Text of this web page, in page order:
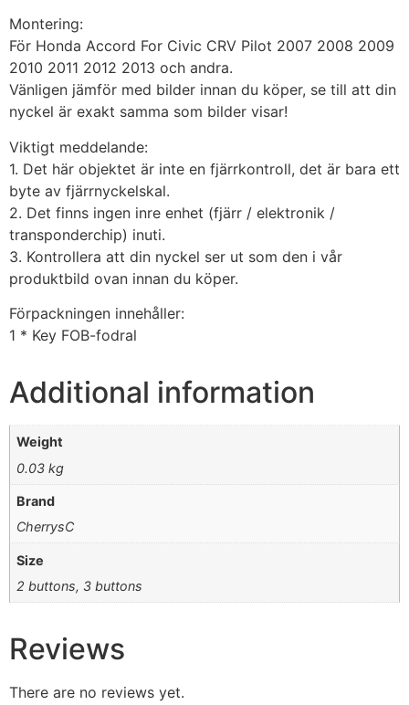
Montering:
För Honda Accord For Civic CRV Pilot 2007 2008 2009
2010 2011 2012 2013 och andra.
Vänligen jämför med bilder innan du köper, se till att din
nyckel är exakt samma som bilder visar!
Viktigt meddelande:
1. Det här objektet är inte en fjärrkontroll, det är bara ett
byte av fjärrnyckelskal.
2. Det finns ingen inre enhet (fjärr / elektronik /
transponderchip) inuti.
3. Kontrollera att din nyckel ser ut som den i vår
produktbild ovan innan du köper.
Förpackningen innehåller:
1 * Key FOB-fodral
Additional information
Weight
0.03 kg
Brand
CherrysC
Size
2 buttons, 3 buttons
Reviews
There are no reviews yet.